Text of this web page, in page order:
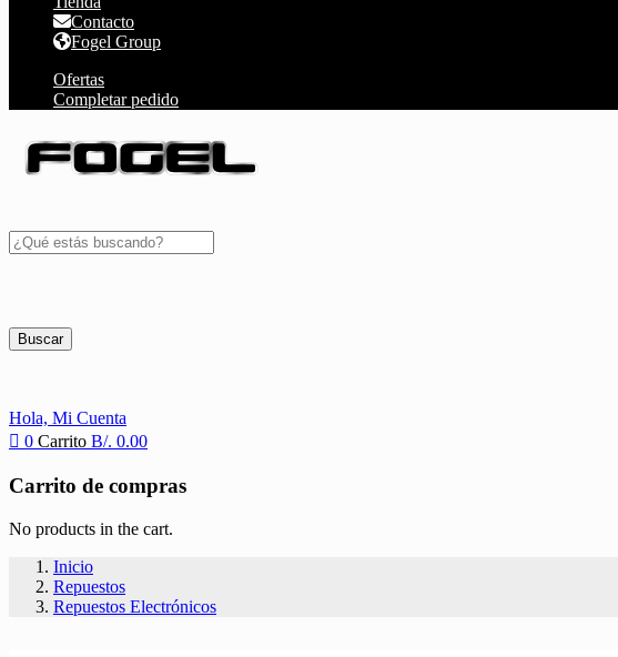
Contacto
Fogel Group
Ofertas
Completar pedido
Buscar
Hola, Mi Cuenta
0 Carrito B/. 0.00
Carrito de compras
No products in the cart.
Inicio
Repuestos
Repuestos Electrónicos